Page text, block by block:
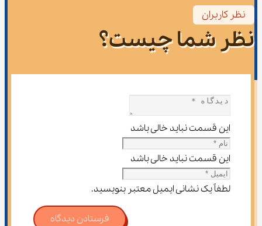
نظر کاربران
نظر شما چیست؟
این قسمت نباید خالی باشد
این قسمت نباید خالی باشد
لطفاً یک نشانی ایمیل معتبر بنویسید.
فرستادن دیدگاه